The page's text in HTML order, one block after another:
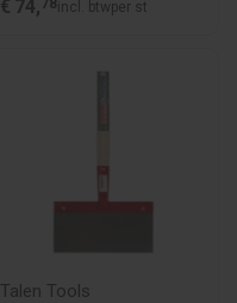
€ 74,78 incl. btwper st
Talen Tools